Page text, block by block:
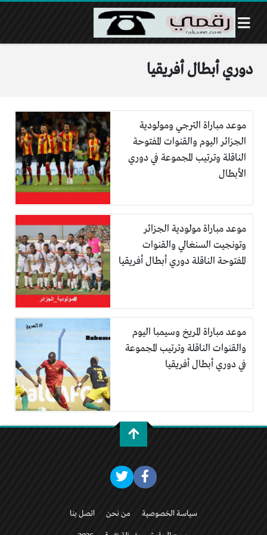
دوري أبطال أفريقيا
موعد مباراة الترجي ومولودية
الجزائر اليوم والقنوات المفتوحة
الناقلة وترتيب المجموعة في دوري
الأبطال
موعد مباراة مولودية الجزائر
وتونجيت السنغالي والقنوات
المفتوحة الناقلة دوري أبطال أفريقيا
موعد مباراة المريخ وسيمبا اليوم
والقنوات الناقلة وترتيب المجموعة
في دوري أبطال أفريقيا
سياسة الخصوصية من نحن اتصل بنا